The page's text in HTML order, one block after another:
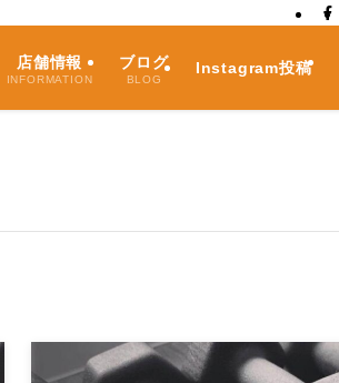
店舗情報
INFORMATION
ブログ
BLOG
Instagram投稿